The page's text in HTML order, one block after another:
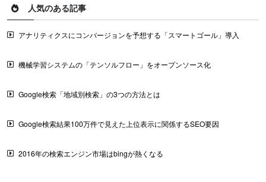
人気のある記事
アナリティクスにコンバージョンを予想する「スマートゴール」導入
機械学習システムの「テンソルフロー」をオープンソース化
Google検索「地域別検索」の3つの方法とは
Google検索結果100万件で見えた上位表示に関係するSEO要因
2016年の検索エンジン市場はbingが熱くなる